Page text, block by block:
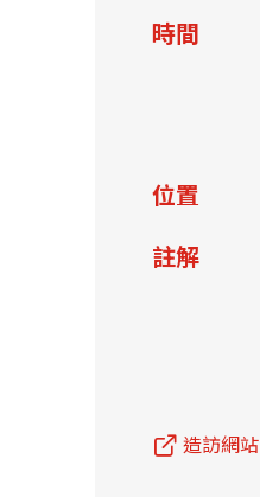
快速連結
時間
位置
註解
造訪網站